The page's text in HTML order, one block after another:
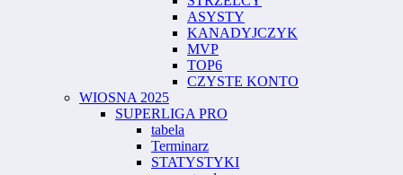
ASYSTY
KANADYJCZYK
MVP
TOP6
CZYSTE KONTO
WIOSNA 2025
SUPERLIGA PRO
tabela
Terminarz
STATYSTYKI